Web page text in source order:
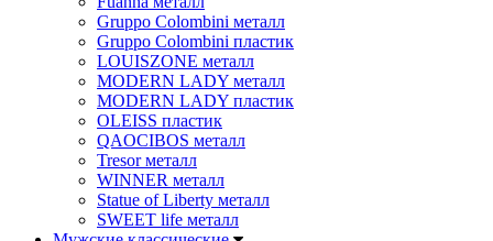
Gruppo Colombini металл
Gruppo Colombini пластик
LOUISZONE металл
MODERN LADY металл
MODERN LADY пластик
OLEISS пластик
QAOCIBOS металл
Tresor металл
WINNER металл
Statue of Liberty металл
SWEET life металл